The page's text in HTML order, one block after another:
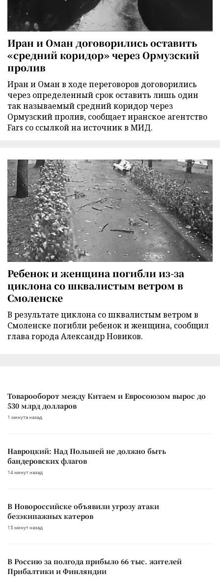
Иран и Оман договорились оставить
«средний коридор» через Ормузский
пролив
Иран и Оман в ходе переговоров договорились
через определенный срок оставить лишь один
так называемый средний коридор через
Ормузский пролив, сообщает иранское агентство
Fars со ссылкой на источник в МИД.
Ребенок и женщина погибли из-за
циклона со шквалистым ветром в
Смоленске
В результате циклона со шквалистым ветром в
Смоленске погибли ребенок и женщина, сообщил
глава города Александр Новиков.
Товарооборот между Китаем и Евросоюзом вырос до
530 млрд долларов
1 минута назад
Навроцкий: Над Польшей не должно быть
бандеровских флагов
14 минут назад
В Новороссийске объявили угрозу атаки
безэкипажных катеров
15 минут назад
В Россию за полгода прибыло 66 тыс. жителей
Прибалтики и Финляндии